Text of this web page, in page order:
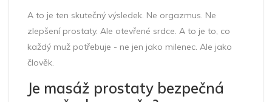
A to je ten skutečný výsledek. Ne orgazmus. Ne
zlepšení prostaty. Ale otevřené srdce. A to je to, co
každý muž potřebuje - ne jen jako milenec. Ale jako
člověk.
Je masáž prostaty bezpečná